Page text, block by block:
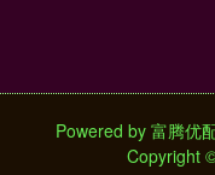
Powered by 富腾优
Copyright